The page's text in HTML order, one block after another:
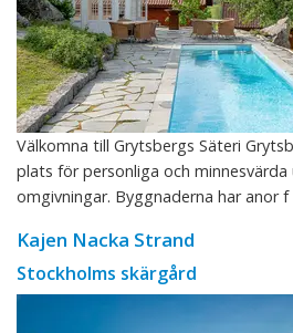
Välkomna till Grytsbergs Säteri
plats för personliga och minnesvärda
omgivningar. Byggnaderna har anor f
Kajen Nacka Strand
Stockholms skärgård